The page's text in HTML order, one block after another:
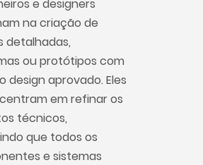
e designers
na criação de
detalhadas,
ou protótipos com
design aprovado. Eles
em refinar os
técnicos,
que todos os
e sistemas